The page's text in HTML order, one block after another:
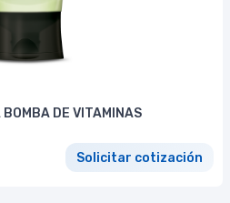
DE VITAMINAS
Solicitar cotización